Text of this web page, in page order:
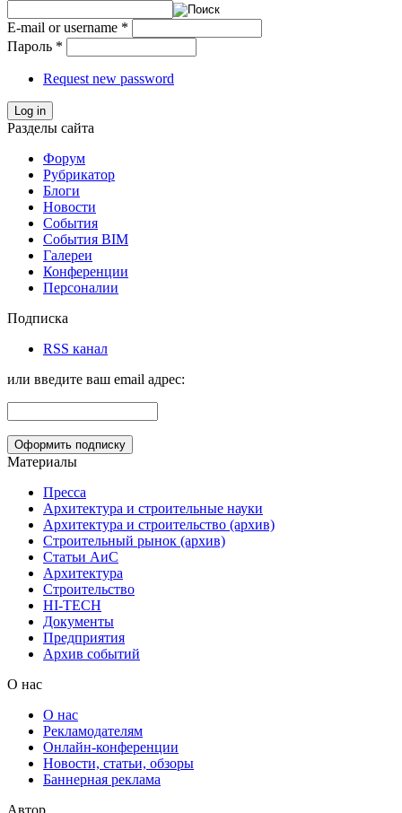
E-mail or username *
Пароль *
Request new password
Log in
Разделы сайта
Форум
Рубрикатор
Блоги
Новости
События
События BIM
Галереи
Конференции
Персоналии
Подписка
RSS канал
или введите ваш email адрес:
Материалы
Пресса
Архитектура и строительные науки
Архитектура и строительство (архив)
Строительный рынок (архив)
Статьи АиС
Архитектура
Строительство
HI-TECH
Документы
Предприятия
Архив событий
О нас
О нас
Рекламодателям
Онлайн-конференции
Новости, статьи, обзоры
Баннерная реклама
Автор